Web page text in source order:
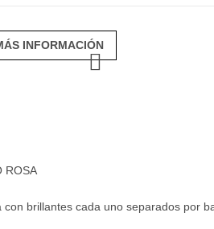
INFORMACIÓN
ROSA
brillantes cada uno separados por